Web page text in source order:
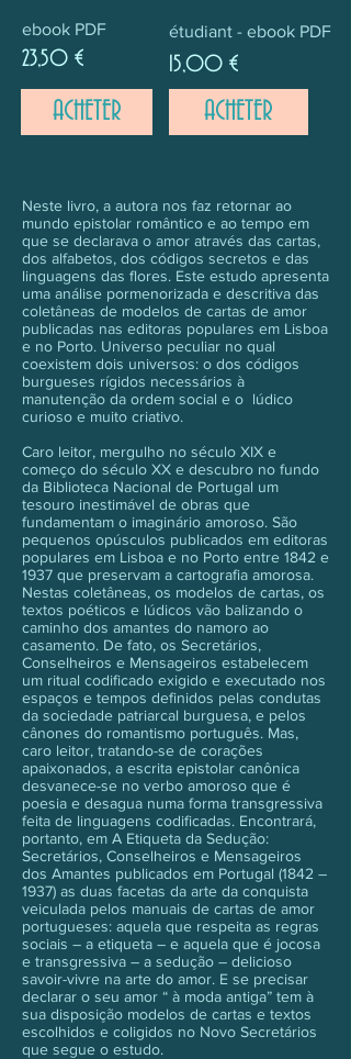
ebook PDF
23,50 €
ACHETER
étudiant - ebook PDF
15,00 €
ACHETER
Neste livro, a autora nos faz retornar ao
mundo epistolar romântico e ao tempo em
que se declarava o amor através das cartas,
dos alfabetos, dos códigos secretos e das
linguagens das flores. Este estudo apresenta
uma análise pormenorizada e descritiva das
coletâneas de modelos de cartas de amor
publicadas nas editoras populares em Lisboa
e no Porto. Universo peculiar no qual
coexistem dois universos: o dos códigos
burgueses rígidos necessários à
manutenção da ordem social e o lúdico
curioso e muito criativo.
Caro leitor, mergulho no século XIX e
começo do século XX e descubro no fundo
da Biblioteca Nacional de Portugal um
tesouro inestimável de obras que
fundamentam o imaginário amoroso. São
pequenos opúsculos publicados em editoras
populares em Lisboa e no Porto entre 1842 e
1937 que preservam a cartografia amorosa.
Nestas coletâneas, os modelos de cartas, os
textos poéticos e lúdicos vão balizando o
caminho dos amantes do namoro ao
casamento. De fato, os Secretários,
Conselheiros e Mensageiros estabelecem
um ritual codificado exigido e executado nos
espaços e tempos definidos pelas condutas
da sociedade patriarcal burguesa, e pelos
cânones do romantismo português. Mas,
caro leitor, tratando-se de corações
apaixonados, a escrita epistolar canônica
desvanece-se no verbo amoroso que é
poesia e desagua numa forma transgressiva
feita de linguagens codificadas. Encontrará,
portanto, em A Etiqueta da Sedução:
Secretários, Conselheiros e Mensageiros
dos Amantes publicados em Portugal (1842 –
1937) as duas facetas da arte da conquista
veiculada pelos manuais de cartas de amor
portugueses: aquela que respeita as regras
sociais – a etiqueta – e aquela que é jocosa
e transgressiva – a sedução – delicioso
savoir-vivre na arte do amor. E se precisar
declarar o seu amor “ à moda antiga” tem à
sua disposição modelos de cartas e textos
escolhidos e coligidos no Novo Secretários
que segue o estudo.